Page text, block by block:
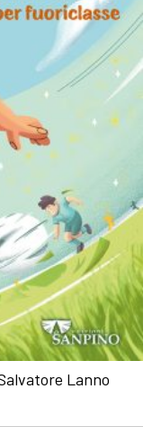
Lanno